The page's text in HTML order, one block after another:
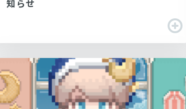
知らせ